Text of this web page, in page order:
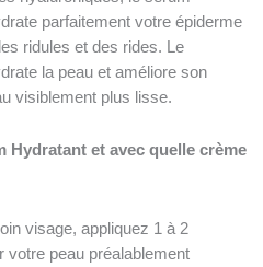
parfaitement votre épiderme
ridules et des rides. Le
la peau et améliore son
visiblement plus lisse.
Hydratant et avec quelle crème
visage, appliquez 1 à 2
peau préalablement